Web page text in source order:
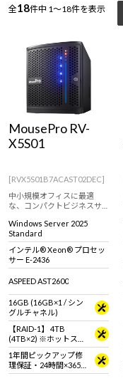
全18件中 1～18件を表示
MousePro RV-
X5S01
[RVX5S01B7ACAST02DEC]
中小規模オフィスに最適
な、コンパクトビジネスサ
Windows Server 2025
Standard
インテル® Xeon® プロセッ
サー E-2436
ASPEED AST2600
16GB (16GB×1 / シン
グルチャネル)
【RAID-1】 4TB
(4TB×2) ※ホットスワ
ップ対応
1年間ピックアップ修
理保証・24時間×365
日電話サポート